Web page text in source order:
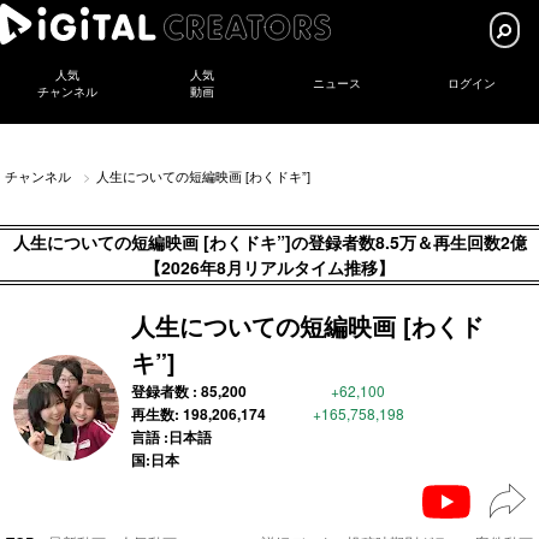
人気
チャンネル
人気
動画
ニュース ログイン
チャンネル 人生についての短編映画 [わくドキ”]
人生についての短編映画 [わくドキ”]の登録者数8.5万＆再生回数2億
【2026年8月リアルタイム推移】
人生についての短編映画 [わくド
キ”]
登録者数 : 85,200 +62,100
再生数: 198,206,174 +165,758,198
言語 :日本語
国:日本